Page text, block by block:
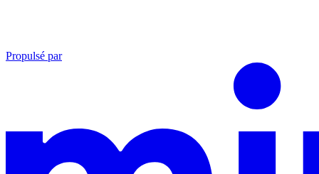
Propulsé par